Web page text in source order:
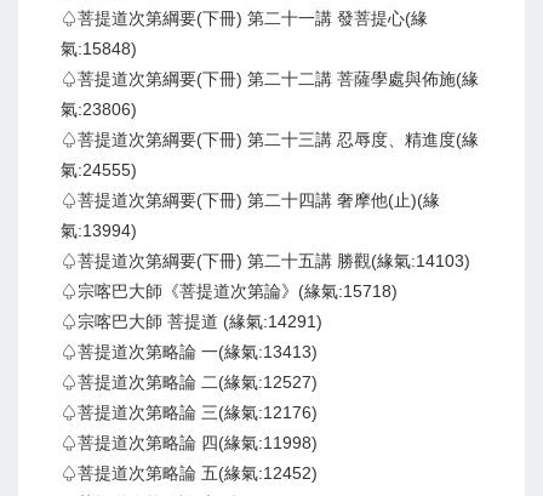
♤菩提道次第綱要(下冊) 第二十一講 發菩提心(緣
氣:15848)
♤菩提道次第綱要(下冊) 第二十二講 菩薩學處與佈施(緣
氣:23806)
♤菩提道次第綱要(下冊) 第二十三講 忍辱度、精進度(緣
氣:24555)
♤菩提道次第綱要(下冊) 第二十四講 奢摩他(止)(緣
氣:13994)
♤菩提道次第綱要(下冊) 第二十五講 勝觀(緣氣:14103)
♤宗喀巴大師《菩提道次第論》(緣氣:15718)
♤宗喀巴大師 菩提道 (緣氣:14291)
♤菩提道次第略論 一(緣氣:13413)
♤菩提道次第略論 二(緣氣:12527)
♤菩提道次第略論 三(緣氣:12176)
♤菩提道次第略論 四(緣氣:11998)
♤菩提道次第略論 五(緣氣:12452)